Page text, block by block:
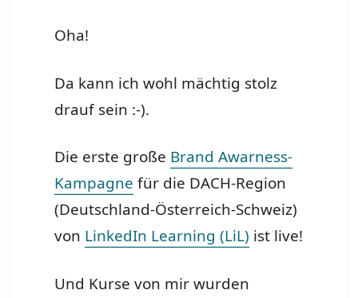
Oha!
Da kann ich wohl mächtig stolz
drauf sein :-).
Die erste große Brand Awarness-
Kampagne für die DACH-Region
(Deutschland-Österreich-Schweiz)
von LinkedIn Learning (LiL) ist live!
Und Kurse von mir wurden